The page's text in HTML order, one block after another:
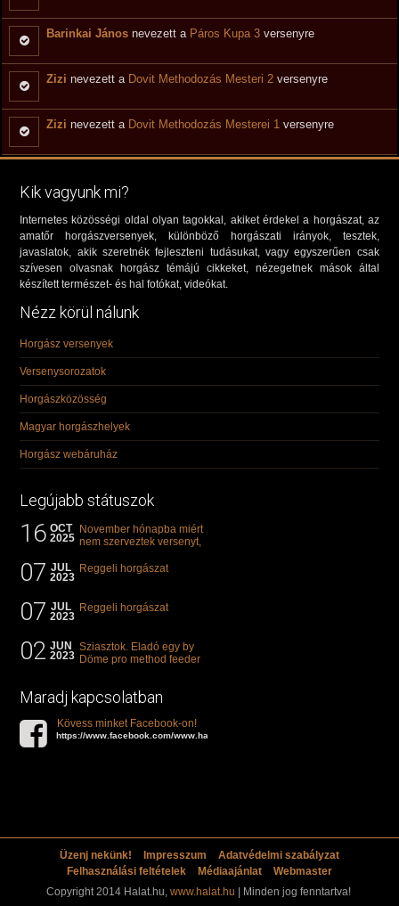
Barinkai János nevezett a Páros Kupa 3 versenyre
Zizi nevezett a Dovit Methodozás Mesteri 2 versenyre
Zizi nevezett a Dovit Methodozás Mesterei 1 versenyre
Kik vagyunk mi?
Internetes közösségi oldal olyan tagokkal, akiket érdekel a horgászat, az
amatőr horgászversenyek, különböző horgászati irányok, tesztek,
javaslatok, akik szeretnék fejleszteni tudásukat, vagy egyszerűen csak
szívesen olvasnak horgász témájú cikkeket, nézegetnek mások által
készített természet- és hal fotókat, videókat.
Nézz körül nálunk
Horgász versenyek
Versenysorozatok
Horgászközösség
Magyar horgászhelyek
Horgász webáruház
Legújabb státuszok
16 OCT
2025
November hónapba miért
nem szerveztek versenyt,
"kárászos"...
07 JUL
2023
Reggeli horgászat
07 JUL
2023
Reggeli horgászat
02 JUN
2023
Sziasztok. Eladó egy by
Döme pro method feeder
Maradj kapcsolatban
Kövess minket Facebook-on!
https://www.facebook.com/www.halat.hu
Üzenj nekünk! Impresszum
Adatvédelmi szabályzat
Felhasználási feltételek
Médiaajánlat
Webmaster
Copyright 2014 Halat.hu, www.halat.hu | Minden jog fenntartva!